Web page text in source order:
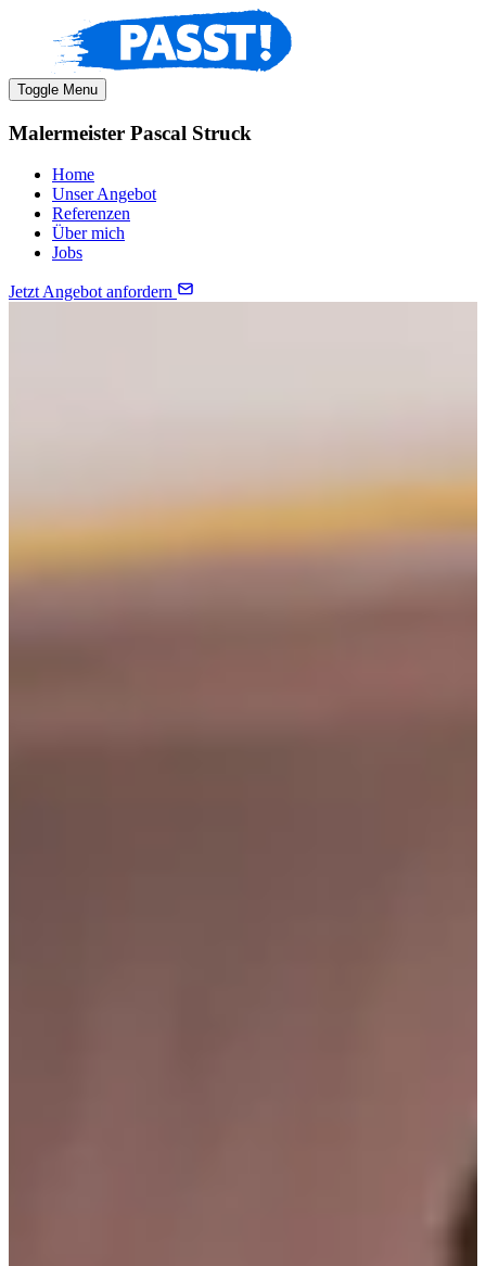
Toggle Menu
Malermeister Pascal Struck
Home
Unser Angebot
Referenzen
Über mich
Jobs
Jetzt Angebot anfordern